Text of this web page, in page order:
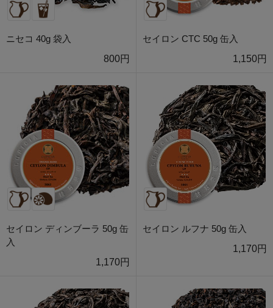
ニセコ 40g 袋入
800円
セイロン CTC 50g 缶入
1,150円
セイロン ディンブーラ 50g 缶
入
1,170円
セイロン ルフナ 50g 缶入
1,170円